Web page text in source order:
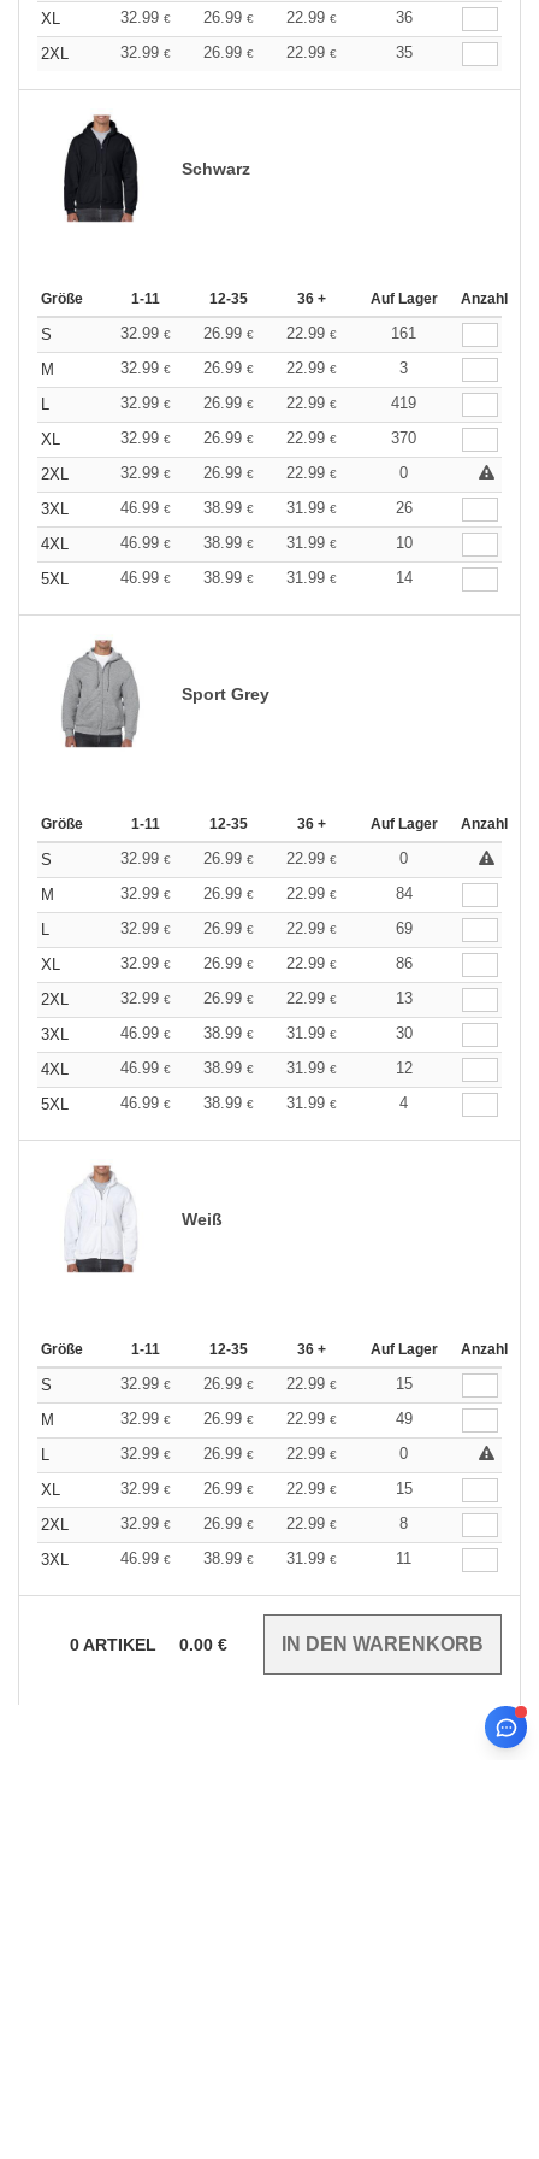
XL
32.99 € 26.99 € 22.99 €
36
2XL
32.99 € 26.99 € 22.99 € 35
Schwarz
Größe 1-11 12-35 36 + Auf Lager Anzahl
S 32.99 € 26.99 € 22.99 €
161
M
32.99 € 26.99 € 22.99 €
3
L
32.99 € 26.99 € 22.99 €
419
XL
32.99 € 26.99 € 22.99 €
370
2XL
32.99 € 26.99 € 22.99 €
0
3XL
46.99 € 38.99 € 31.99 €
26
4XL
46.99 € 38.99 € 31.99 €
10
5XL
46.99 € 38.99 € 31.99 € 14
Sport Grey
Größe 1-11 12-35 36 + Auf Lager Anzahl
S 32.99 € 26.99 € 22.99 €
0
M
32.99 € 26.99 € 22.99 €
84
L
32.99 € 26.99 € 22.99 €
69
XL
32.99 € 26.99 € 22.99 €
86
2XL
32.99 € 26.99 € 22.99 €
13
3XL
46.99 € 38.99 € 31.99 €
30
4XL
46.99 € 38.99 € 31.99 €
12
5XL
46.99 € 38.99 € 31.99 € 4
Weiß
Größe 1-11 12-35 36 + Auf Lager Anzahl
S 32.99 € 26.99 € 22.99 €
15
M
32.99 € 26.99 € 22.99 €
49
L
32.99 € 26.99 € 22.99 €
0
XL
32.99 € 26.99 € 22.99 €
15
2XL
32.99 € 26.99 € 22.99 €
8
3XL
46.99 € 38.99 € 31.99 € 11
0ARTIKEL 0.00 €